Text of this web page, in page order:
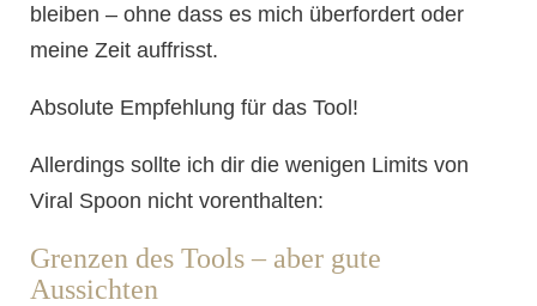
bleiben – ohne dass es mich überfordert oder
meine Zeit auffrisst.
Absolute Empfehlung für das Tool!
Allerdings sollte ich dir die wenigen Limits von
Viral Spoon nicht vorenthalten:
Grenzen des Tools – aber gute
Aussichten